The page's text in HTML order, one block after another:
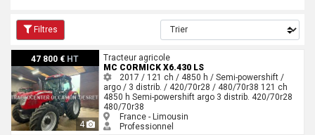
Filtres
47 800 € HT
4
Mc Cormick x6.430 ls
Tracteur agricole
MC CORMICK X6.430 LS
2017 / 121 ch / 4850 h / Semi-powershift /
argo / 3 distrib. / 420/70r28 / 480/70r38 121 ch
4850 h Semi-powershift argo 3 distrib. 420/70r28
480/70r38
France - Limousin
Professionnel